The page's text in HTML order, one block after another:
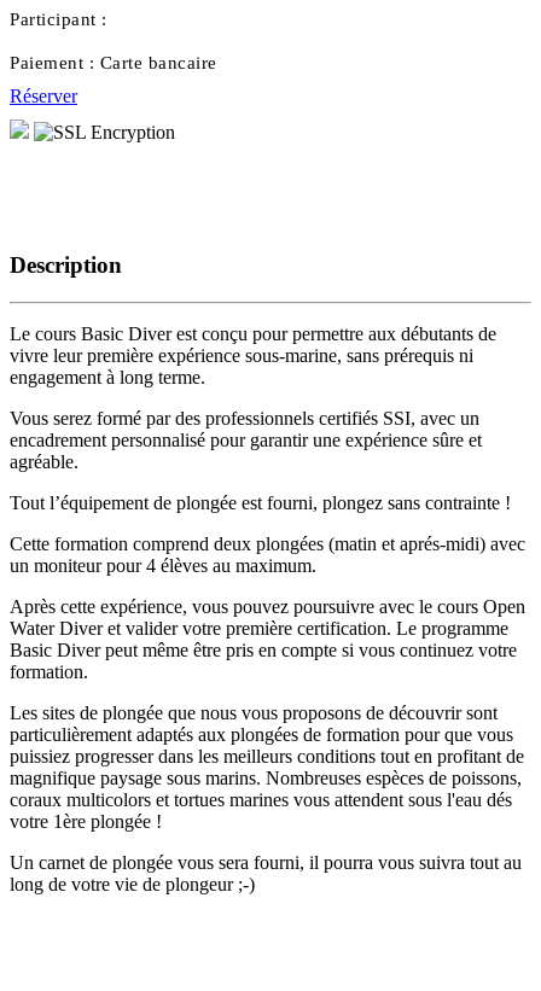
Participant :
Paiement : Carte bancaire
Réserver
Description
Le cours Basic Diver est conçu pour permettre aux débutants de
vivre leur première expérience sous-marine, sans prérequis ni
engagement à long terme.
Vous serez formé par des professionnels certifiés SSI, avec un
encadrement personnalisé pour garantir une expérience sûre et
agréable.
Tout l’équipement de plongée est fourni, plongez sans contrainte !
Cette formation comprend deux plongées (matin et aprés-midi) avec
un moniteur pour 4 élèves au maximum.
Après cette expérience, vous pouvez poursuivre avec le cours Open
Water Diver et valider votre première certification. Le programme
Basic Diver peut même être pris en compte si vous continuez votre
formation.
Les sites de plongée que nous vous proposons de découvrir sont
particulièrement adaptés aux plongées de formation pour que vous
puissiez progresser dans les meilleurs conditions tout en profitant de
magnifique paysage sous marins. Nombreuses espèces de poissons,
coraux multicolors et tortues marines vous attendent sous l'eau dés
votre 1ère plongée !
Un carnet de plongée vous sera fourni, il pourra vous suivra tout au
long de votre vie de plongeur ;-)